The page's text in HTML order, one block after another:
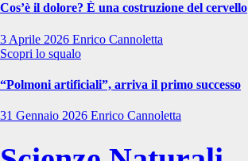
Cos’è il dolore? È una costruzione del cervello
3 Aprile 2026 Enrico Cannoletta
Scopri lo squalo
“Polmoni artificiali”, arriva il primo successo
31 Gennaio 2026 Enrico Cannoletta